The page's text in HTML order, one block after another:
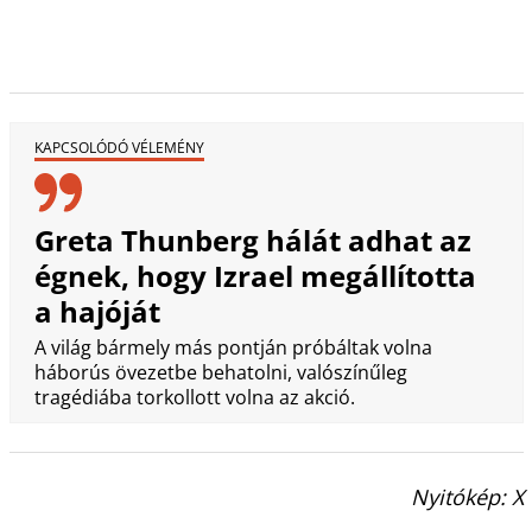
KAPCSOLÓDÓ VÉLEMÉNY
Greta Thunberg hálát adhat az
égnek, hogy Izrael megállította
a hajóját
A világ bármely más pontján próbáltak volna
háborús övezetbe behatolni, valószínűleg
tragédiába torkollott volna az akció.
Nyitókép: X